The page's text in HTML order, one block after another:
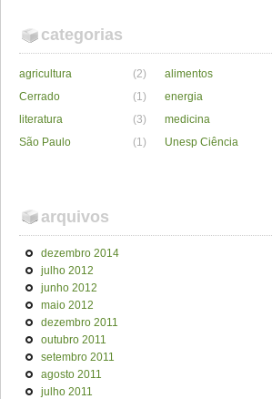
categorias
agricultura (2) alimentos
Cerrado
(1) energia
literatura
(3) medicina
São Paulo
(1) Unesp Ciência
arquivos
dezembro 2014
julho 2012
junho 2012
maio 2012
dezembro 2011
outubro 2011
setembro 2011
agosto 2011
julho 2011